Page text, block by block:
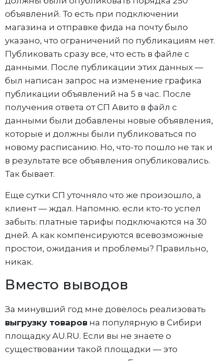
объявлений. То есть при подключении
магазина и отправке фида на почту было
указано, что ограничений по публикациям нет.
Публиковать сразу все, что есть в файле с
данными. После публикации этих данных —
был написан запрос на изменение графика
публикации объявлений на 5 в час. После
получения ответа от СП Авито в файл с
данными были добавлены новые объявления,
которые и должны были публиковаться по
новому расписанию. Но, что-то пошло не так и
в результате все объявления опубликовались.
Так бывает.
Еще сутки СП уточняло что же произошло, а
клиент — ждал. Напомню. если кто-то успел
забыть: платные тарифы подключаются на 30
дней. А как компенсируются всевозможные
простои, ожидания и проблемы? Правильно,
никак.
Вместо выводов
За минувший год мне довелось реализовать
выгрузку товаров на популярную в Сибири
площадку AU.RU. Если вы не знаете о
существовании такой площадки — это